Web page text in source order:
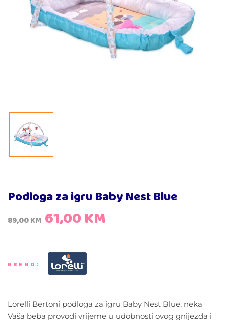
Podloga za igru Baby Nest Blue
89,00KM 61,00KM
BREND:
Lorelli Bertoni podloga za igru Baby Nest Blue, neka
Vaša beba provodi vrijeme u udobnosti ovog gnijezda i